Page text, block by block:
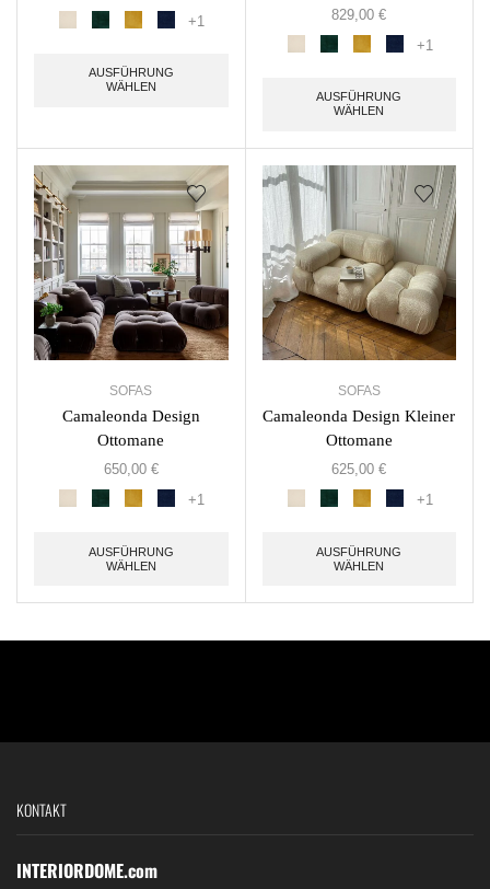
+1
AUSFÜHRUNG
WÄHLEN
829,00€
+1
AUSFÜHRUNG
WÄHLEN
SOFAS
Camaleonda Design
Ottomane
650,00 €
+1
AUSFÜHRUNG
WÄHLEN
SOFAS
Camaleonda Design Kleiner
Ottomane
625,00€
+1
AUSFÜHRUNG
WÄHLEN
KONTAKT
INTERIORDOME.com